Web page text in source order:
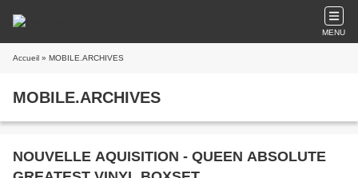
MENU
Accueil » MOBILE.ARCHIVES
MOBILE.ARCHIVES
NOUVELLE AQUISITION - QUEEN ABSOLUTE